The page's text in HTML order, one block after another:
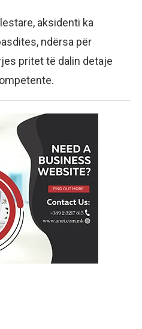
aksidenti ka
ndërsa për
pritet të dalin detaje